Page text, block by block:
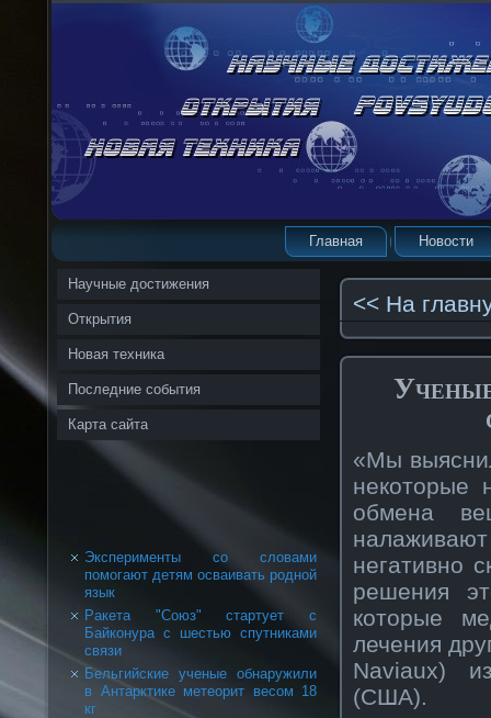
Главная Новости
Научные достижения
Открытия
Новая техника
Последние события
Карта сайта
Эксперименты со словами
помогают детям осваивать родной
язык
Ракета "Союз" стартует с
Байконура с шестью спутниками
связи
Бельгийские ученые обнаружили
в Антарктике метеорит весом 18
кг
<< На
«Мы
некоторые
обмена
негативно
решения
которые
лечения
Naviaux)
(США).